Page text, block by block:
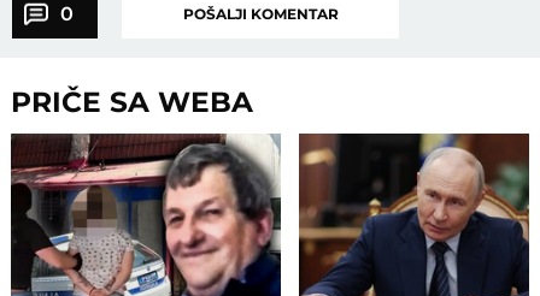
0 POŠALJI KOMENTAR
PRIČE SA WEBA